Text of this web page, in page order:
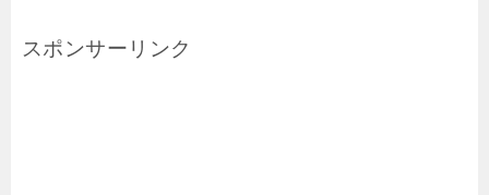
スポンサーリンク